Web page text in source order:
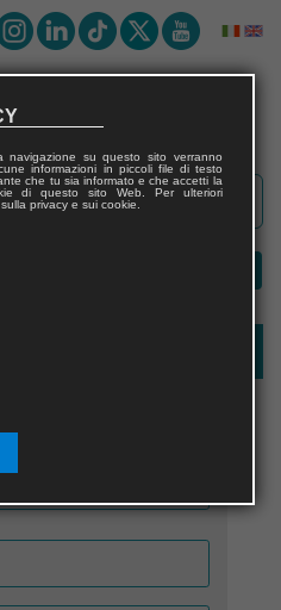
su questo sito verranno
informazioni in piccoli file di testo
che tu sia informato e che accetti la
di questo sito Web. Per ulteriori
privacy e sui cookie.